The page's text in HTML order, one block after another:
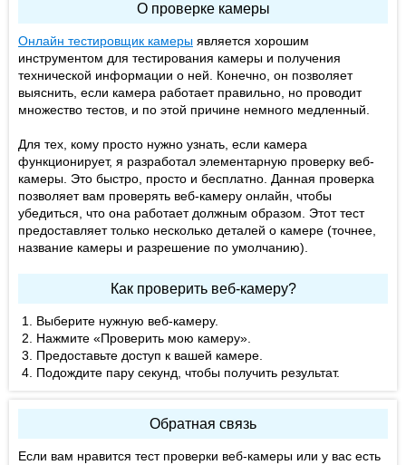
О проверке камеры
Онлайн тестировщик камеры является хорошим
инструментом для тестирования камеры и получения
технической информации о ней. Конечно, он позволяет
выяснить, если камера работает правильно, но проводит
множество тестов, и по этой причине немного медленный.
Для тех, кому просто нужно узнать, если камера
функционирует, я разработал элементарную проверку веб-
камеры. Это быстро, просто и бесплатно. Данная проверка
позволяет вам проверять веб-камеру онлайн, чтобы
убедиться, что она работает должным образом. Этот тест
предоставляет только несколько деталей о камере (точнее,
название камеры и разрешение по умолчанию).
Как проверить веб-камеру?
Выберите нужную веб-камеру.
Нажмите «Проверить мою камеру».
Предоставьте доступ к вашей камере.
Подождите пару секунд, чтобы получить результат.
Обратная связь
Если вам нравится тест проверки веб-камеры или у вас есть